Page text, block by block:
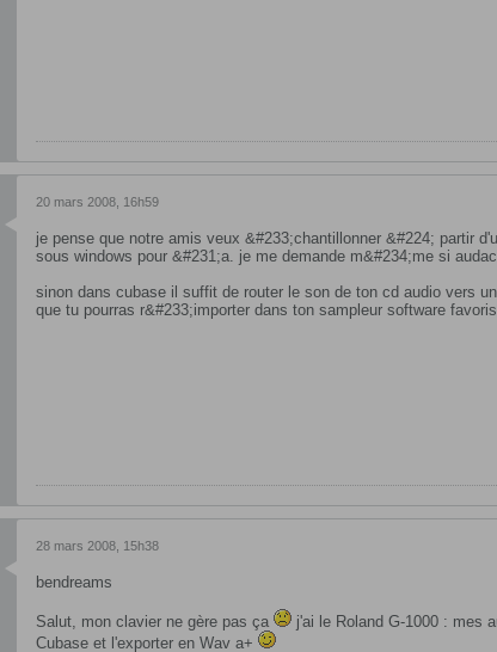
20 mars 2008, 16h59
je pense que notre amis veux &#233;chantillonner &#224; partir
sous windows pour &#231;a. je me demande m&#234;me si
sinon dans cubase il suffit de router le son de ton cd audio vers
que tu pourras r&#233;importer dans ton sampleur software
28 mars 2008, 15h38
bendreams
Salut, mon clavier ne gère pas ça
j'ai le Roland G-1000 : mes
Cubase et l'exporter en Wav a+